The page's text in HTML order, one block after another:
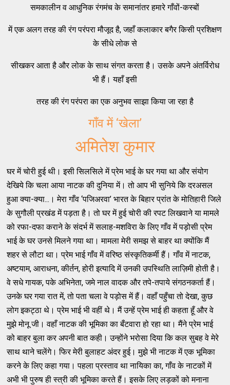
समकालीन व आधुनिक रंगमंच के समानांतर हमारे गाँवों-कस्बों
में एक अलग तरह की रंग परंपरा मौजूद है, जहाँ कलाकार बगैर किसी प्रशिक्षण
के सीधे लोक से
सीखकर आता है और लोक के साथ संगत करता है। उसके अपने अंतर्विरोध
भी हैं। यहाँ इसी
तरह की रंग परंपरा का एक अनुभव साझा किया जा रहा है
गाँव में ‘खेला’
अमितेश कुमार
घर में चोरी हुई थी। इसी सिलसिले में प्रेम भाई के घर गया था और संयोग
देखिये कि चला आया नाटक की दुनिया में। तो आप भी सुनिये कि दरअसल
हुआ क्या-क्या...। मेरा गाँव ‘पजिअरवा’ भारत के बिहार प्रांत के मोतिहारी जिले
के सुगौली प्रखंड में पड़ता है। तो घर में हुई चोरी की रपट लिखवाने या मामले
को रफा-दफा कराने के संदर्भ में सलाह-मशविरा के लिए गाँव में पड़ोसी प्रेम
भाई के घर उनसे मिलने गया था। मामला मेरी समझ से बाहर था क्योंकि मैं
शहर से लौटा था। प्रेम भाई गाँव में वरिष्ठ संस्कृतिकर्मी हैं। गाँव में नाटक,
अष्टयाम, आराधना, कीर्तन, होरी इत्यादि में उनकी उपस्थिति लाज़िमी होती है।
वे सधे गायक, पके अभिनेता, जमे नाल वादक और तपे-तपाये संगठनकर्ता हैं।
उनके घर गया रात में, तो पता चला वे पड़ोस में हैं। वहाँ पहुँचा तो देखा, कुछ
लोग इकट्ठा थे। प्रेम भाई भी वहीं थे। मैं उन्हें प्रेम भाई ही कहता हूँ और वे
मुझे मोनू जी। वहाँ नाटक की भूमिका का बँटवारा हो रहा था। मैंने प्रेम भाई
को बाहर बुला कर अपनी बात कही। उन्होंने भरोसा दिया कि कल सुबह वे मेरे
साथ थाने चलेंगे। फिर मेरी बुलाहट अंदर हुई। मुझे भी नाटक में एक भूमिका
करने के लिए कहा गया। पहला प्रस्ताव था नायिका का, गाँव के नाटकों में
अभी भी पुरुष ही स्त्री की भूमिका करते हैं। इसके लिए लड़कों को मनाना